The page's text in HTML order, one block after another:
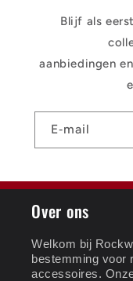
Blijf als
aanbiedingen
E‑mail
Over ons
Welkom bij
bestemming voor
accessoires.